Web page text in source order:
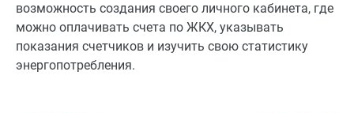
возможность создания своего личного кабинета, где
можно оплачивать счета по ЖКХ, указывать
показания счетчиков и изучить свою статистику
энергопотребления.